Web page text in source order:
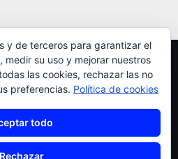
y de terceros para garantizar el
su uso y mejorar nuestros
las cookies, rechazar las no
preferencias. Política de cookies
todo
Rechazar